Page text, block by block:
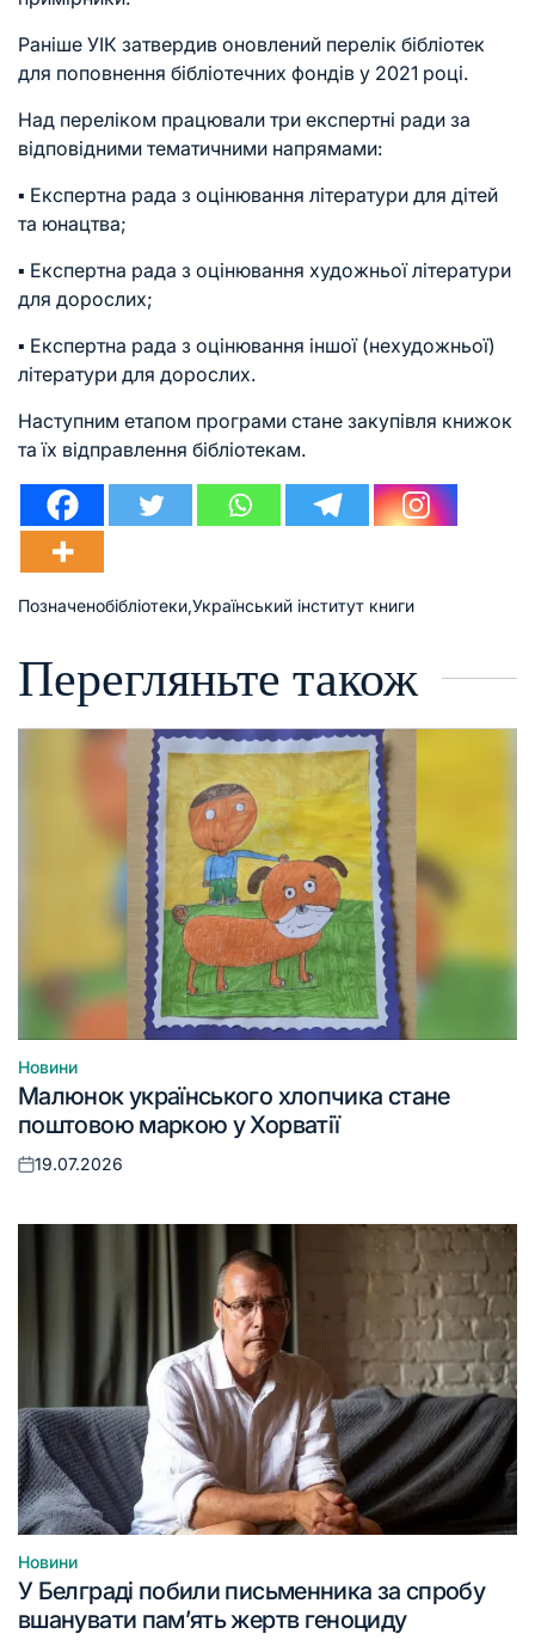
Раніше УІК затвердив оновлений перелік бібліотек
для поповнення бібліотечних фондів у 2021 році.
Над переліком працювали три експертні ради за
відповідними тематичними напрямами:
▪️ Експертна рада з оцінювання літератури для дітей
та юнацтва;
▪️ Експертна рада з оцінювання художньої літератури
для дорослих;
▪️ Експертна рада з оцінювання іншої (нехудожньої)
літератури для дорослих.
Наступним етапом програми стане закупівля книжок
та їх відправлення бібліотекам.
Позначенобібліотеки,Український інститут книги
Перегляньте також
Опублікувати
у
Новини
Малюнок українського хлопчика стане
поштовою маркою у Хорватії
Оприлюднено
19.07.2026
Опублікувати
у
Новини
У Белграді побили письменника за спробу
вшанувати пам’ять жертв геноциду